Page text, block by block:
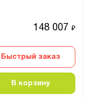
148 007₽
Быстрый заказ
В корзину
светильника